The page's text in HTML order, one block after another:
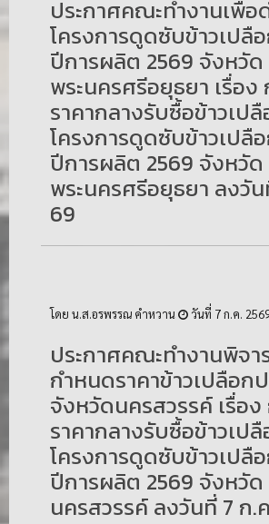
ประกาศคณะทำงานเพื่อ
โครงการดูดซับข้าวเปลื
ปีการผลิต 2569 จังหวัด
พระนครศรีอยุธยา เรื่อง
ราคากลางรับซื้อข้าวเป
โครงการดูดซับข้าวเปลื
ปีการผลิต 2569 จังหวัด
พระนครศรีอยุธยา ลงวั
69
โดย น.ส.อรพรรณ คำหวาน วันที่ 7 ก.ค.
ประกาศคณะทำงานพิจ
กำหนดราคาข้าวเปลือก
จังหวัดนครสวรรค์ เรื่อ
ราคากลางรับซื้อข้าวเป
โครงการดูดซับข้าวเปลื
ปีการผลิต 2569 จังหวัด
นครสวรรค์ ลงวันที่ 7 ก.